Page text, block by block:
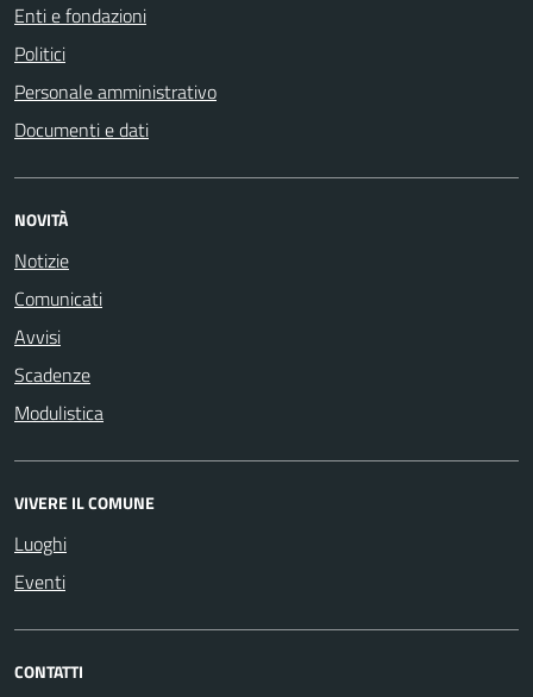
Enti e fondazioni
Politici
Personale amministrativo
Documenti e dati
NOVITÀ
Notizie
Comunicati
Avvisi
Scadenze
Modulistica
VIVERE IL COMUNE
Luoghi
Eventi
CONTATTI